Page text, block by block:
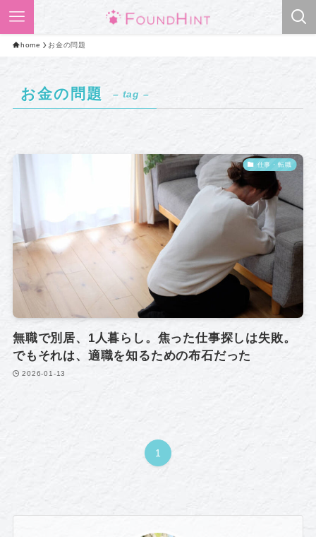
home お金の問題
お金の問題 – tag –
仕事・転職
無職で別居、1人暮らし。焦った仕事探しは失敗。
でもそれは、適職を知るための布石だった
2026-01-13
1